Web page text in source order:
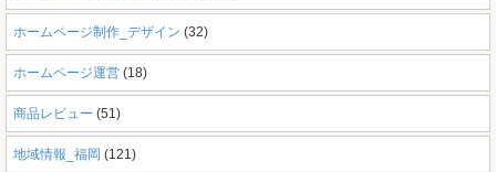
ホームページ制作_デザイン (32)
ホームページ運営 (18)
商品レビュー (51)
地域情報_福岡 (121)